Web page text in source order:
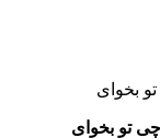
تو بخوای